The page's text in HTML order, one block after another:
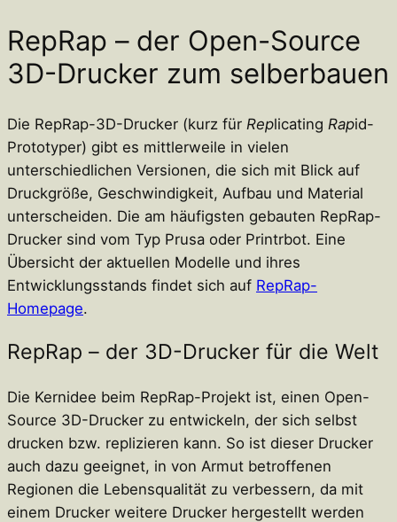
RepRap – der Open-Source
3D-Drucker zum selberbauen
Die RepRap-3D-Drucker (kurz für Replicating Rapid-
Prototyper) gibt es mittlerweile in vielen
unterschiedlichen Versionen, die sich mit Blick auf
Druckgröße, Geschwindigkeit, Aufbau und Material
unterscheiden. Die am häufigsten gebauten RepRap-
Drucker sind vom Typ Prusa oder Printrbot. Eine
Übersicht der aktuellen Modelle und ihres
Entwicklungsstands findet sich auf RepRap-
Homepage.
RepRap – der 3D-Drucker für die Welt
Die Kernidee beim RepRap-Projekt ist, einen Open-
Source 3D-Drucker zu entwickeln, der sich selbst
drucken bzw. replizieren kann. So ist dieser Drucker
auch dazu geeignet, in von Armut betroffenen
Regionen die Lebensqualität zu verbessern, da mit
einem Drucker weitere Drucker hergestellt werden